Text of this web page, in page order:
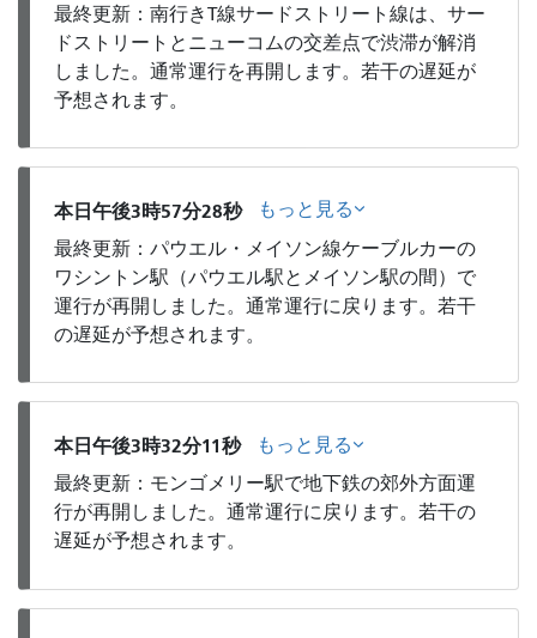
最終更新：南行きT線サードストリート線は、サー
ドストリートとニューコムの交差点で渋滞が解消
しました。通常運行を再開します。若干の遅延が
予想されます。
本日午後3時57分28秒
もっと見る
最終更新：パウエル・メイソン線ケーブルカーの
ワシントン駅（パウエル駅とメイソン駅の間）で
運行が再開しました。通常運行に戻ります。若干
の遅延が予想されます。
本日午後3時32分11秒
もっと見る
最終更新：モンゴメリー駅で地下鉄の郊外方面運
行が再開しました。通常運行に戻ります。若干の
遅延が予想されます。